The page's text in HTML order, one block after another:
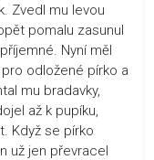
Zvedl mu levou
pomalu zasunul
Nyní měl
odložené pírko a
mu bradavky,
až k pupíku,
Když se pírko
už jen převracel